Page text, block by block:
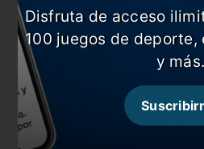
Disfruta de acceso
100 juegos de
y